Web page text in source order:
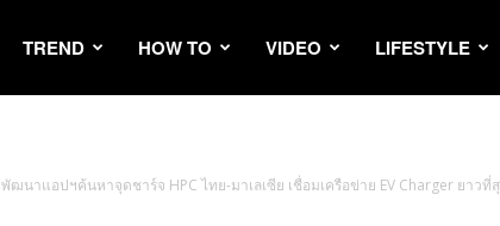
TREND HOW TO VIDEO LIFESTYLE
นาแอปฯค้นหาจุดชาร์จ HPC ไทย-มาเลเซีย เชื่อมเครือข่าย EV Charger ยาวที่